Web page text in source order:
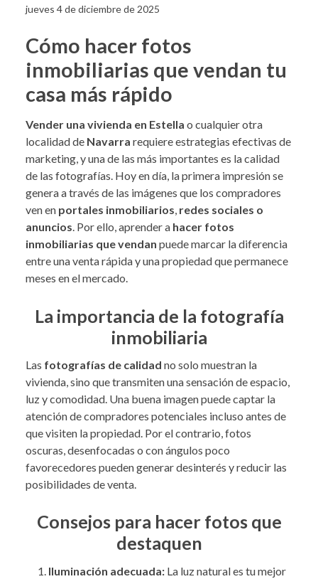
jueves 4 de diciembre de 2025
Cómo hacer fotos
inmobiliarias que vendan tu
casa más rápido
Vender una vivienda en Estella o cualquier otra
localidad de Navarra requiere estrategias efectivas de
marketing, y una de las más importantes es la calidad
de las fotografías. Hoy en día, la primera impresión se
genera a través de las imágenes que los compradores
ven en portales inmobiliarios, redes sociales o
anuncios. Por ello, aprender a hacer fotos
inmobiliarias que vendan puede marcar la diferencia
entre una venta rápida y una propiedad que permanece
meses en el mercado.
La importancia de la fotografía
inmobiliaria
Las fotografías de calidad no solo muestran la
vivienda, sino que transmiten una sensación de espacio,
luz y comodidad. Una buena imagen puede captar la
atención de compradores potenciales incluso antes de
que visiten la propiedad. Por el contrario, fotos
oscuras, desenfocadas o con ángulos poco
favorecedores pueden generar desinterés y reducir las
posibilidades de venta.
Consejos para hacer fotos que
destaquen
Iluminación adecuada: La luz natural es tu mejor